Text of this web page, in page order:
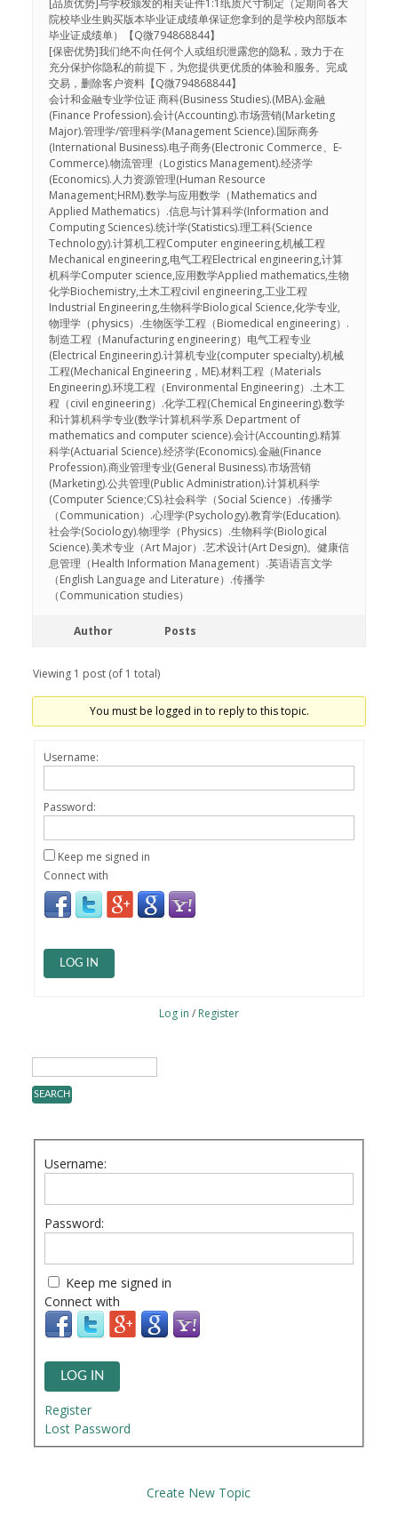
[品质优势]与学校颁发的相关证件1:1纸质尺寸制定（定期向各大
院校毕业生购买版本毕业证成绩单保证您拿到的是学校内部版本
毕业证成绩单）【Q微794868844】
[保密优势]我们绝不向任何个人或组织泄露您的隐私，致力于在
充分保护你隐私的前提下，为您提供更优质的体验和服务。完成
交易，删除客户资料【Q微794868844】
会计和金融专业学位证 商科(Business Studies).(MBA).金融
(Finance Profession).会计(Accounting).市场营销(Marketing
Major).管理学/管理科学(Management Science).国际商务
(International Business).电子商务(Electronic Commerce、E-
Commerce).物流管理（Logistics Management).经济学
(Economics).人力资源管理(Human Resource
Management;HRM).数学与应用数学（Mathematics and
Applied Mathematics）.信息与计算科学(Information and
Computing Sciences).统计学(Statistics).理工科(Science
Technology).计算机工程Computer engineering,机械工程
Mechanical engineering,电气工程Electrical engineering,计算
机科学Computer science,应用数学Applied mathematics,生物
化学Biochemistry,土木工程civil engineering,工业工程
Industrial Engineering,生物科学Biological Science,化学专业,
物理学（physics）.生物医学工程（Biomedical engineering）.
制造工程（Manufacturing engineering）电气工程专业
(Electrical Engineering).计算机专业(computer specialty).机械
工程(Mechanical Engineering，ME).材料工程（Materials
Engineering).环境工程（Environmental Engineering）.土木工
程（civil engineering）.化学工程(Chemical Engineering).数学
和计算机科学专业(数学计算机科学系 Department of
mathematics and computer science).会计(Accounting).精算
科学(Actuarial Science).经济学(Economics).金融(Finance
Profession).商业管理专业(General Business).市场营销
(Marketing).公共管理(Public Administration).计算机科学
(Computer Science;CS).社会科学（Social Science）.传播学
（Communication）.心理学(Psychology).教育学(Education).
社会学(Sociology).物理学（Physics）.生物科学(Biological
Science).美术专业（Art Major）.艺术设计(Art Design)。健康信
息管理（Health Information Management）.英语语言文学
（English Language and Literature）.传播学
（Communication studies）
Author Posts
Viewing 1 post (of 1 total)
You must be logged in to reply to this topic.
Username:
Password:
Keep me signed in
Connect with
LOG IN
Log in / Register
Username:
Password:
Keep me signed in
Connect with
LOG IN
Register
Lost Password
Create New Topic